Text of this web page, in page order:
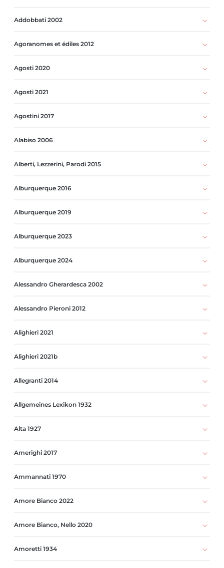
Addobbati 2002
Agoranomes et édiles 2012
Agosti 2020
Agosti 2021
Agostini 2017
Alabiso 2006
Alberti, Lezzerini, Parodi 2015
Alburquerque 2016
Alburquerque 2019
Alburquerque 2023
Alburquerque 2024
Alessandro Gherardesca 2002
Alessandro Pieroni 2012
Alighieri 2021
Alighieri 2021b
Allegranti 2014
Allgemeines Lexikon 1932
Alta 1927
Amerighi 2017
Ammannati 1970
Amore Bianco 2022
Amore Bianco, Nello 2020
Amoretti 1934